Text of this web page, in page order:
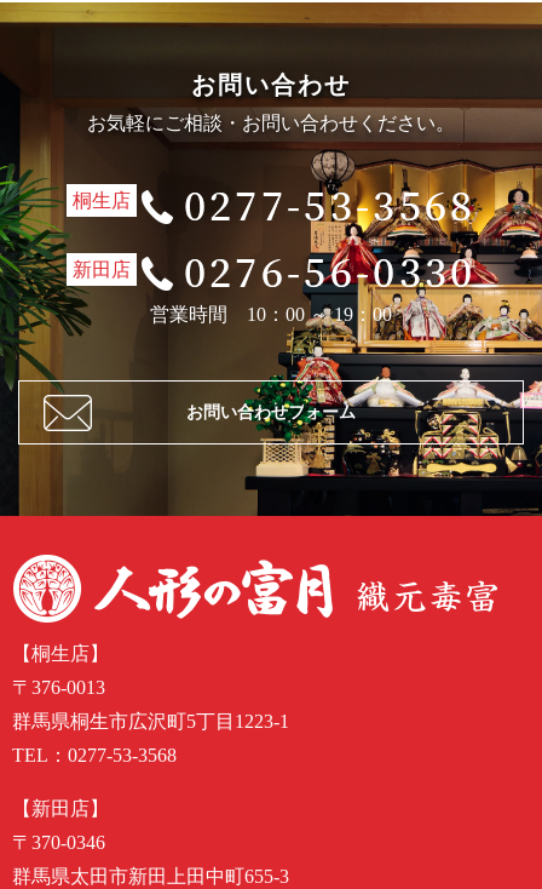
お問い合わせ
お気軽にご相談・お問い合わせください。
桐生店
新田店
営業時間 10：00 ～ 19：00
お問い合わせフォーム
【桐生店】
〒376-0013
群馬県桐生市広沢町5丁目1223-1
TEL： 0277-53-3568
【新田店】
〒370-0346
群馬県太田市新田上田中町655-3